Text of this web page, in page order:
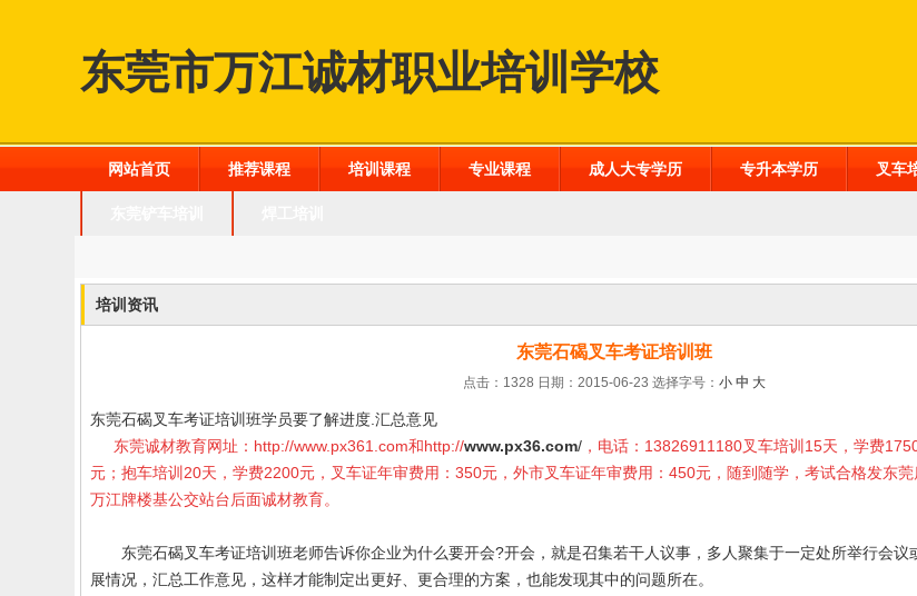
东莞市万江诚材职业培训学校
网站首页 推荐课程 培训课程 专业课程 成人大专学历 专升本学历 叉车
培训资讯
东莞石碣叉车考证培训班
点击：1328 日期：2015-06-23 选择字号： 小 中 大
东莞石碣叉车考证培训班学员要了解进度 汇总意见
东莞诚材教育网址： http://www.px361.com和http://www.px36.com/ ，电话：13826911180叉车培训15天，学费
元；抱车培训20天，学费2200元，叉车证年审费用：350元，外市叉车证年审费用：450元，随到随学，考试合格发东
万江牌楼基公交站台后面诚材教育。
东莞石碣叉车考证培训班老师告诉你企业为什么要开会?开会，就是召集若干人议事，多人聚集于一定处所举行会
展情况，汇总工作意见，这样才能制定出更好、更合理的方案，也能发现其中的问题所在。